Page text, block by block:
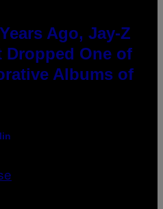
Ago, Jay-Z
Dropped One of
Albums of